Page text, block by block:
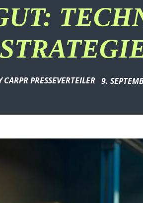
CARPR PRESSEVERTEILER 9.